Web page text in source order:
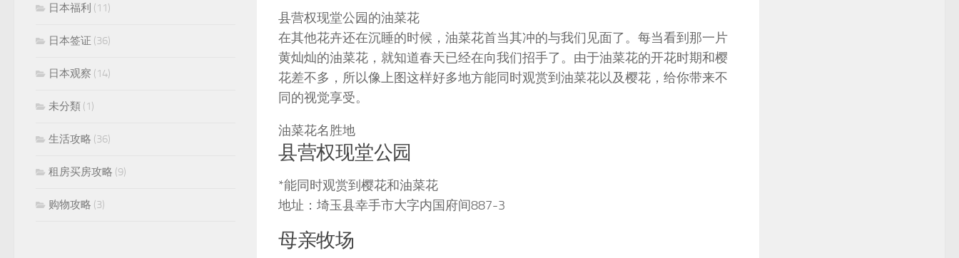
县营权现堂公园的油菜花
在其他花卉还在沉睡的时候，油菜花首当其冲的与我们见面了。每当看到那一片
黄灿灿的油菜花，就知道春天已经在向我们招手了。由于油菜花的开花时期和樱
花差不多，所以像上图这样好多地方能同时观赏到油菜花以及樱花，给你带来不
同的视觉享受。
油菜花名胜地
县营权现堂公园
*能同时观赏到樱花和油菜花
地址：埼玉县幸手市大字内国府间887-3
母亲牧场
日本福利 (11)
日本签证 (36)
日本观察 (14)
未分類 (1)
生活攻略 (36)
租房买房攻略 (9)
购物攻略 (3)